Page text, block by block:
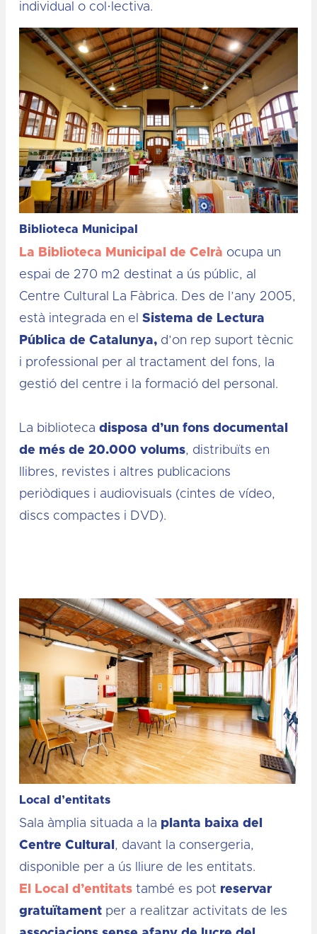
individual o col·lectiva.
Biblioteca Municipal
La Biblioteca Municipal de Celrà ocupa un
espai de 270 m2 destinat a ús públic, al
Centre Cultural La Fàbrica. Des de l’any 2005,
està integrada en el Sistema de Lectura
Pública de Catalunya, d’on rep suport tècnic
i professional per al tractament del fons, la
gestió del centre i la formació del personal.
La bibliotecadisposa d’un fons documental
de més de 20.000 volums, distribuïts en
llibres, revistes i altres publicacions
periòdiques i audiovisuals (cintes de vídeo,
discs compactes i DVD).
Local d’entitats
Sala àmplia situada a la planta baixa del
Centre Cultural , davant la consergeria,
disponible per a ús lliure de les entitats.
El Local d’entitats també es pot reservar
gratuïtament per a realitzar activitats de les